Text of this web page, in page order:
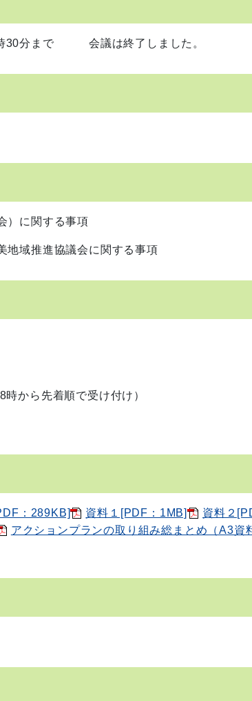
時30分まで 会議は終了しました。
）に関する事項
地域推進協議会に関する事項
から先着順で受け付け）
：289KB] 資料１[PDF：1MB]
資料２
アクションプランの取り組み総まとめ（A3資